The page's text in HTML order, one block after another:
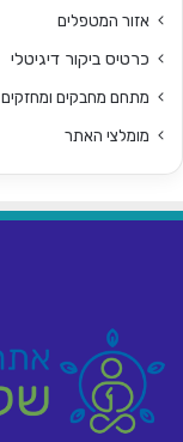
אזור המטפלים
כרטיס ביקור דיגיטלי
מתחם מחבקים ומחזקים
מומלצי האתר